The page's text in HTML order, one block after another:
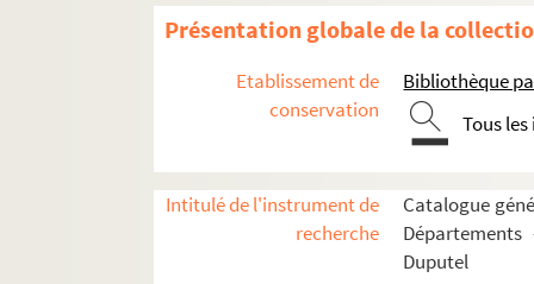
Présentation globale de la
Etablissement de
conservation
Bibliothèque
Tous
Intitulé de l'instrument de
recherche
Catalogue
Duputel
Duputel 126. Bertrand Clauzel (1772-
Duputel 127. Aimé-Marie-Gaspard
Duputel 128. Jean-Baptiste Colbert
Duputel 129. Louis de Bourbon
Duputel 131. Victor Cousin (1792-
Duputel 132. Adolphe Crémieux
Duputel 133. Charles-Henri Dambray